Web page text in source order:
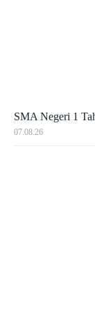
SMA Negeri 1
07.08.26